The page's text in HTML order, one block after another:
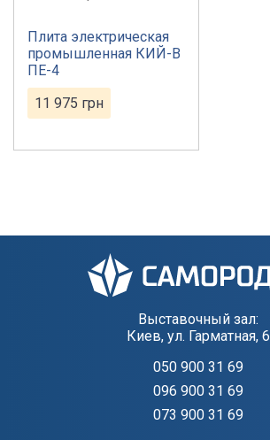
Плита электрическая
промышленная КИЙ-В
ПЕ-4
11 975 грн
Выставочный зал:
Киев, ул. Гарматная, 6
050 900 31 69
096 900 31 69
073 900 31 69